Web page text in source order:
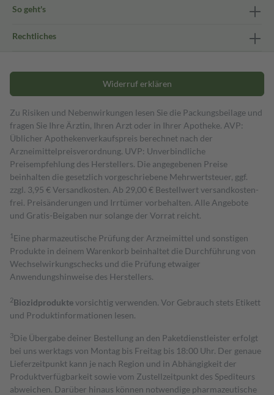
So geht's
Rechtliches
Widerruf erklären
Zu Risiken und Nebenwirkungen lesen Sie die Packungsbeilage und
fragen Sie Ihre Ärztin, Ihren Arzt oder in Ihrer Apotheke. AVP:
Üblicher Apothekenverkaufspreis berechnet nach der
Arzneimittelpreisverordnung. UVP: Unverbindliche
Preisempfehlung des Herstellers. Die angegebenen Preise
beinhalten die gesetzlich vorgeschriebene Mehrwertsteuer, ggf.
zzgl. 3,95 € Versandkosten. Ab 29,00 € Bestell­wert versand­kosten­
frei. Preisänderungen und Irrtümer vorbehalten. Alle Angebote
und Gratis-Beigaben nur solange der Vorrat reicht.
1 Eine pharmazeutische Prüfung der Arzneimittel und sonstigen
Produkte in deinem Warenkorb beinhaltet die Durchführung von
Wechselwirkungschecks und die Prüfung etwaiger
Anwendungshinweise des Herstellers.
2Biozidproduktevorsichtig verwenden. Vor Gebrauch stets Etikett
und Produktinformationen lesen.
3Die Übergabe deiner Bestellung an den Paketdienstleister erfolgt
bei uns werktags von Montag bis Freitag bis 18:00 Uhr. Der genaue
Lieferzeitpunkt kann je nach Region und in Abhängigkeit der
Produktverfügbarkeit sowie vom Zustellzeitpunkt des Spediteurs
abweichen. Darüber hinaus können notwendige pharmazeutische